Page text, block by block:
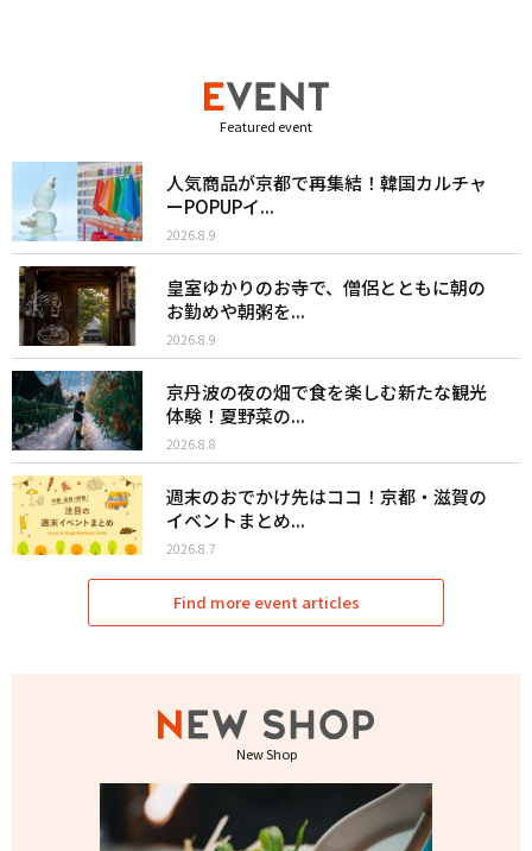
Featured event
人気商品が京都で再集結！韓国カルチャ
ーPOPUPイ...
2026.8.9
皇室ゆかりのお寺で、僧侶とともに朝の
お勤めや朝粥を...
2026.8.9
京丹波の夜の畑で食を楽しむ新たな観光
体験！夏野菜の...
2026.8.8
週末のおでかけ先はココ！京都・滋賀の
イベントまとめ...
2026.8.7
Find more event articles
New Shop